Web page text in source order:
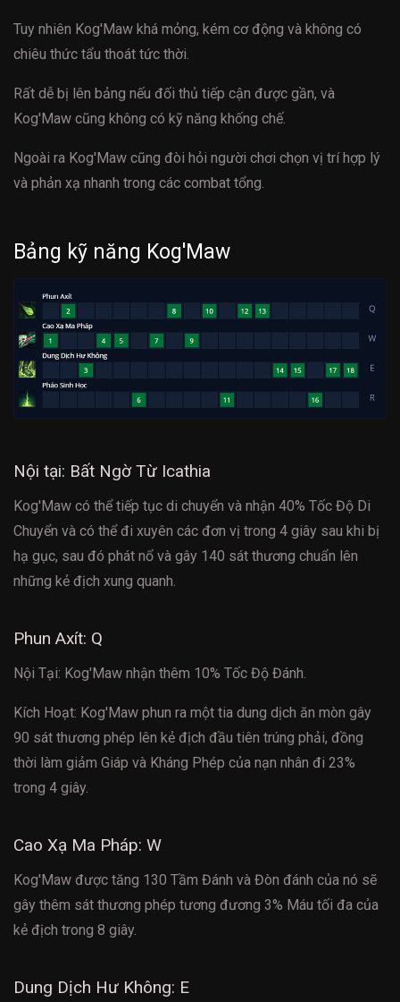
Tuy nhiên Kog'Maw khá mỏng, kém cơ động và không có
chiêu thức tẩu thoát tức thời.
Rất dễ bị lên bảng nếu đối thủ tiếp cận được gần, và
Kog'Maw cũng không có kỹ năng khống chế.
Ngoài ra Kog'Maw cũng đòi hỏi người chơi chọn vị trí hợp lý
và phản xạ nhanh trong các combat tổng.
Bảng kỹ năng Kog'Maw
Nội tại: Bất Ngờ Từ Icathia
Kog'Maw có thể tiếp tục di chuyển và nhận 40% Tốc Độ Di
Chuyển và có thể đi xuyên các đơn vị trong 4 giây sau khi bị
hạ gục, sau đó phát nổ và gây 140 sát thương chuẩn lên
những kẻ địch xung quanh.
Phun Axít: Q
Nội Tại: Kog'Maw nhận thêm 10% Tốc Độ Đánh.
Kích Hoạt: Kog'Maw phun ra một tia dung dịch ăn mòn gây
90 sát thương phép lên kẻ địch đầu tiên trúng phải, đồng
thời làm giảm Giáp và Kháng Phép của nạn nhân đi 23%
trong 4 giây.
Cao Xạ Ma Pháp: W
Kog'Maw được tăng 130 Tầm Đánh và Đòn đánh của nó sẽ
gây thêm sát thương phép tương đương 3% Máu tối đa của
kẻ địch trong 8 giây.
Dung Dịch Hư Không: E